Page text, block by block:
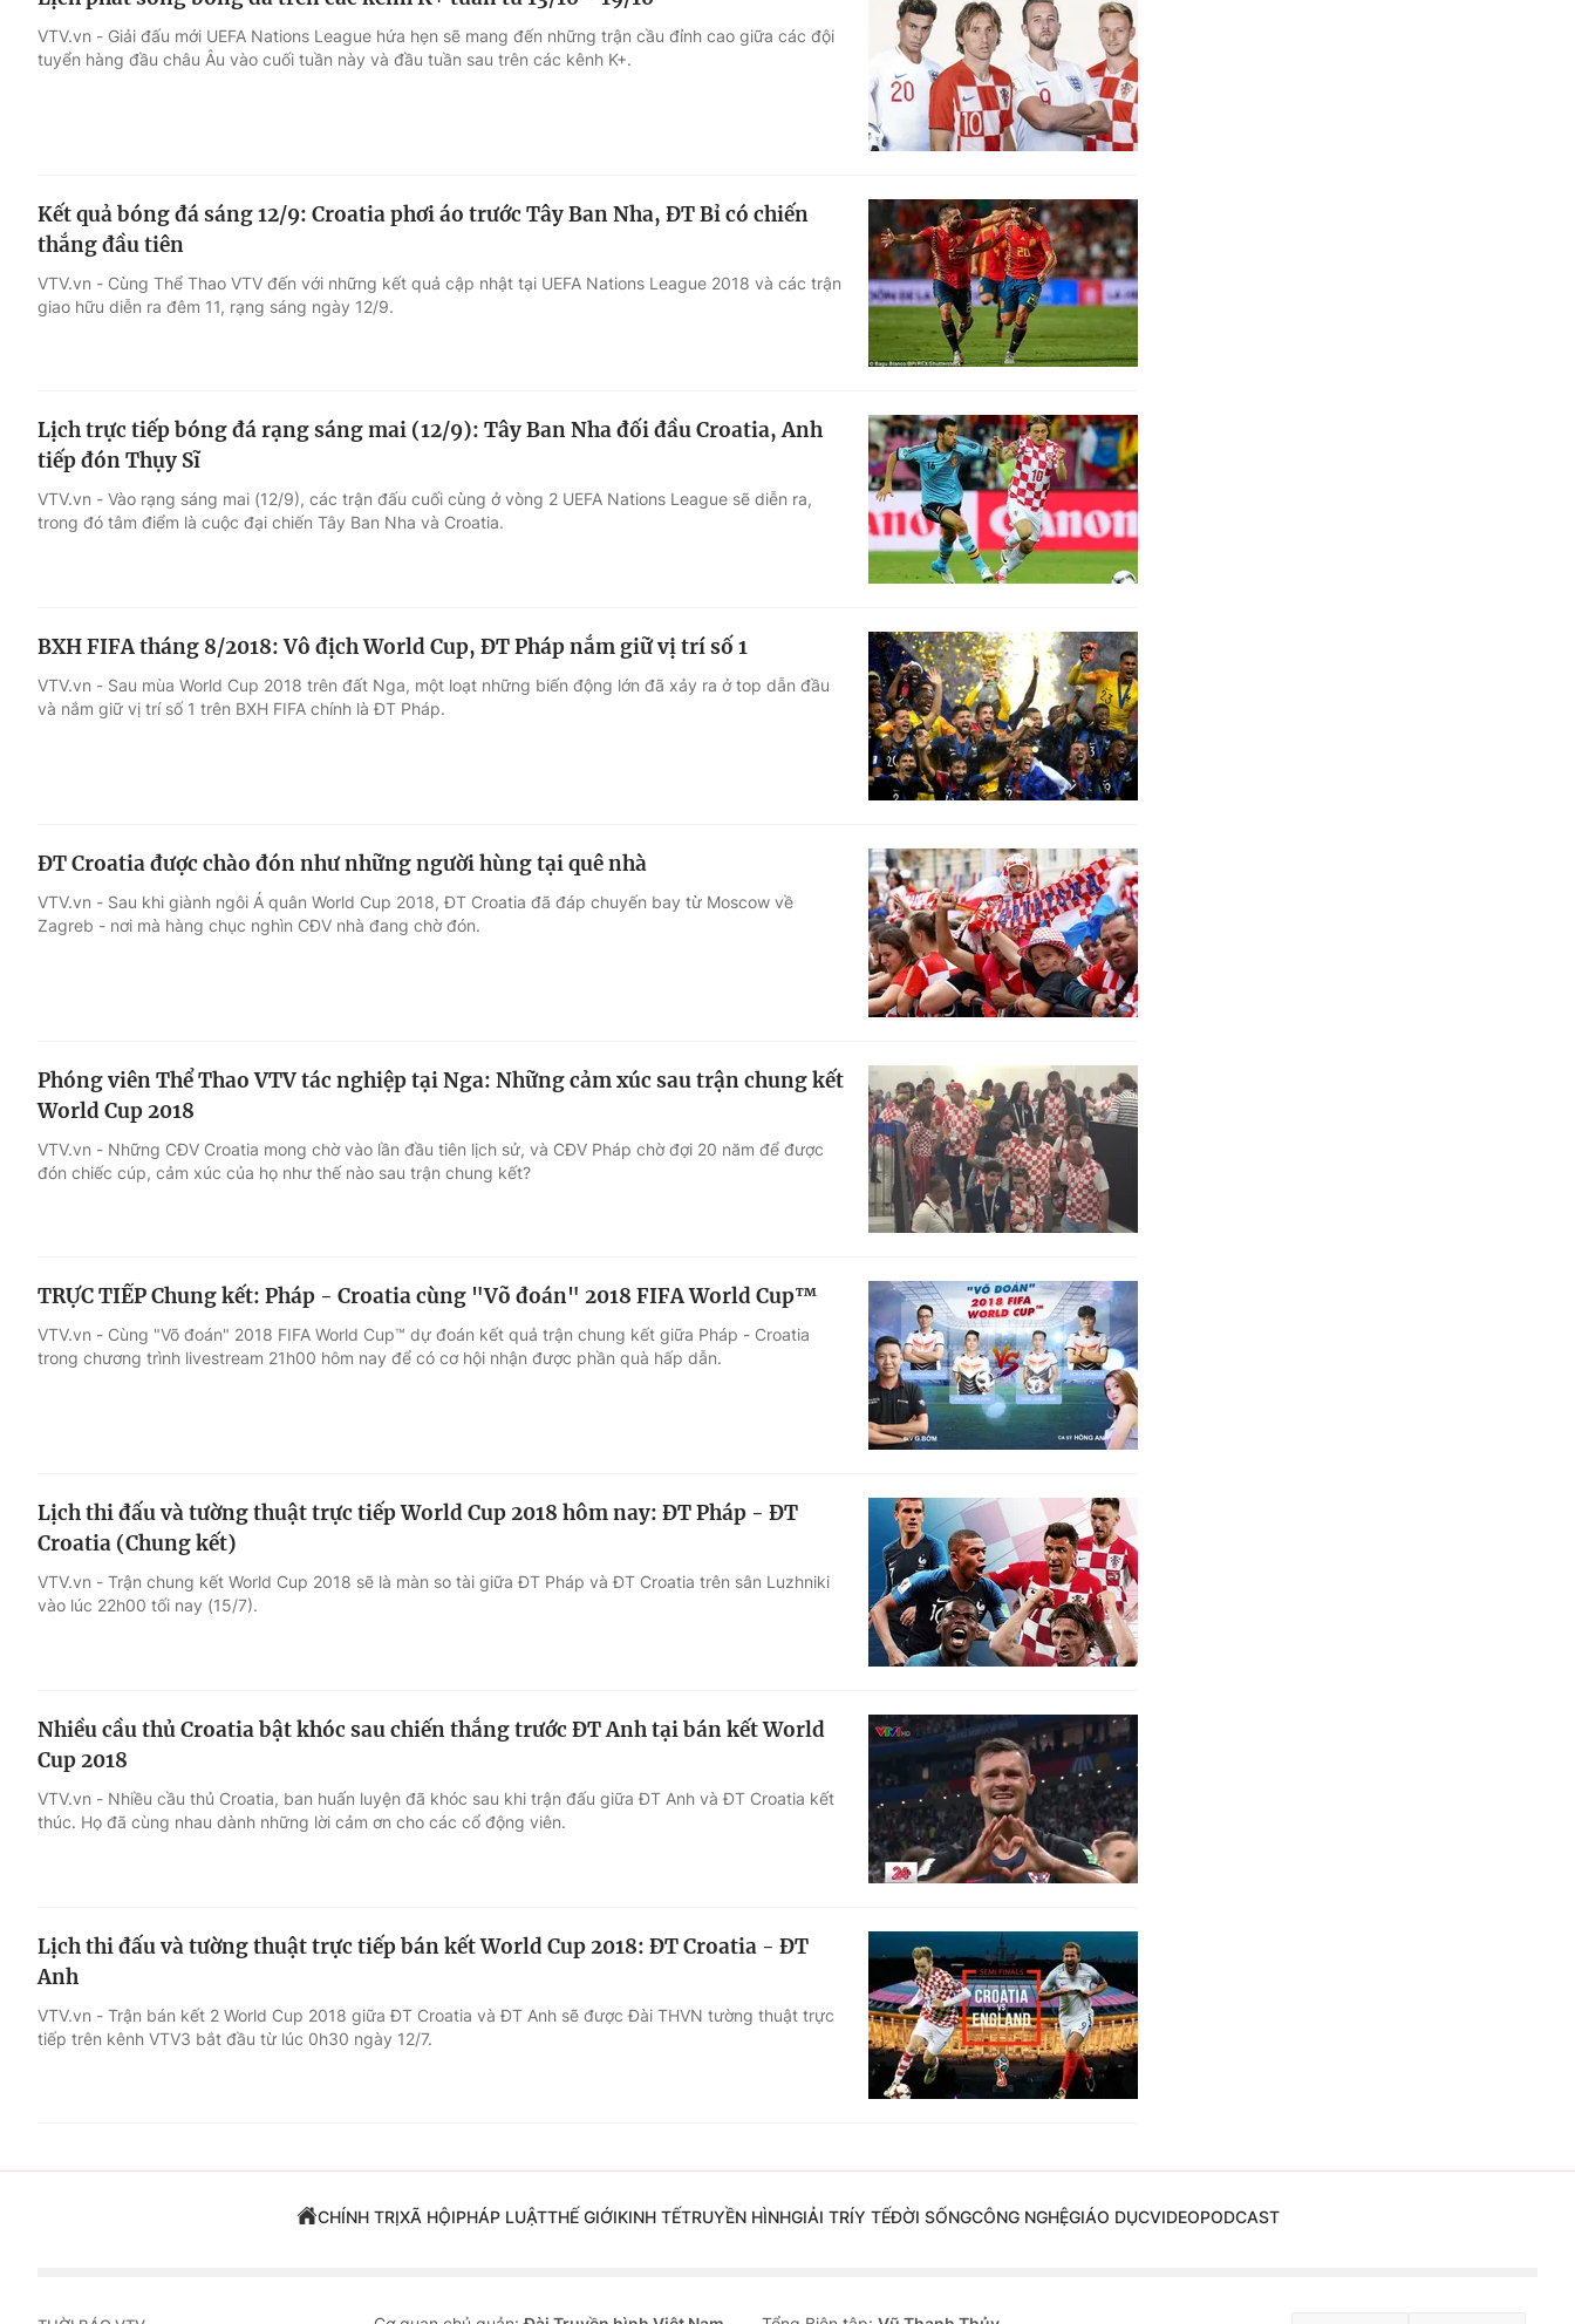
VTV.vn - Giải đấu mới UEFA Nations League hứa hẹn sẽ mang đến những trận cầu đỉnh cao giữa các đội
tuyển hàng đầu châu Âu vào cuối tuần này và đầu tuần sau trên các kênh K+.
Kết quả bóng đá sáng 12/9: Croatia phơi áo trước Tây Ban Nha, ĐT Bỉ có chiến
thắng đầu tiên
VTV.vn - Cùng Thể Thao VTV đến với những kết quả cập nhật tại UEFA Nations League 2018 và các trận
giao hữu diễn ra đêm 11, rạng sáng ngày 12/9.
Lịch trực tiếp bóng đá rạng sáng mai (12/9): Tây Ban Nha đối đầu Croatia, Anh
tiếp đón Thụy Sĩ
VTV.vn - Vào rạng sáng mai (12/9), các trận đấu cuối cùng ở vòng 2 UEFA Nations League sẽ diễn ra,
trong đó tâm điểm là cuộc đại chiến Tây Ban Nha và Croatia.
BXH FIFA tháng 8/2018: Vô địch World Cup, ĐT Pháp nắm giữ vị trí số 1
VTV.vn - Sau mùa World Cup 2018 trên đất Nga, một loạt những biến động lớn đã xảy ra ở top dẫn đầu
và nắm giữ vị trí số 1 trên BXH FIFA chính là ĐT Pháp.
ĐT Croatia được chào đón như những người hùng tại quê nhà
VTV.vn - Sau khi giành ngôi Á quân World Cup 2018, ĐT Croatia đã đáp chuyến bay từ Moscow về
Zagreb - nơi mà hàng chục nghìn CĐV nhà đang chờ đón.
Phóng viên Thể Thao VTV tác nghiệp tại Nga: Những cảm xúc sau trận chung kết
World Cup 2018
VTV.vn - Những CĐV Croatia mong chờ vào lần đầu tiên lịch sử, và CĐV Pháp chờ đợi 20 năm để được
đón chiếc cúp, cảm xúc của họ như thế nào sau trận chung kết?
TRỰC TIẾP Chung kết: Pháp - Croatia cùng "Võ đoán" 2018 FIFA World Cup™
VTV.vn - Cùng "Võ đoán" 2018 FIFA World Cup™ dự đoán kết quả trận chung kết giữa Pháp - Croatia
trong chương trình livestream 21h00 hôm nay để có cơ hội nhận được phần quà hấp dẫn.
Lịch thi đấu và tường thuật trực tiếp World Cup 2018 hôm nay: ĐT Pháp - ĐT
Croatia (Chung kết)
VTV.vn - Trận chung kết World Cup 2018 sẽ là màn so tài giữa ĐT Pháp và ĐT Croatia trên sân Luzhniki
vào lúc 22h00 tối nay (15/7).
Nhiều cầu thủ Croatia bật khóc sau chiến thắng trước ĐT Anh tại bán kết World
Cup 2018
VTV.vn - Nhiều cầu thủ Croatia, ban huấn luyện đã khóc sau khi trận đấu giữa ĐT Anh và ĐT Croatia kết
thúc. Họ đã cùng nhau dành những lời cảm ơn cho các cổ động viên.
Lịch thi đấu và tường thuật trực tiếp bán kết World Cup 2018: ĐT Croatia - ĐT
Anh
VTV.vn - Trận bán kết 2 World Cup 2018 giữa ĐT Croatia và ĐT Anh sẽ được Đài THVN tường thuật trực
tiếp trên kênh VTV3 bắt đầu từ lúc 0h30 ngày 12/7.
CHÍNH TRỊXÃ HỘIPHÁP LUẬTTHẾ GIỚIKINH TẾTRUYỀN HÌNHGIẢI TRÍY TẾĐỜI SỐNGCÔNG NGHỆGIÁO DỤCVIDEOPODCAST